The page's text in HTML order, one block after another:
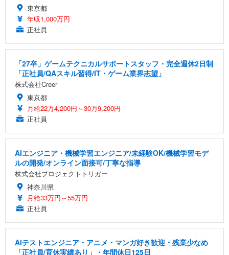
東京都
年収1,000万円
正社員
「27卒」ゲームテクニカルサポートスタッフ・完全週休2日制
「正社員/QAスキル習得/IT・ゲーム業界志望」
株式会社Creer
東京都
月給22万4,200円～30万9,200円
正社員
AIエンジニア・機械学習エンジニア/未経験OK/機械学習モデ
ルの開発/オンライン面接可/丁寧な指導
株式会社プロジェクトトリガー
神奈川県
月給33万円～55万円
正社員
AIテストエンジニア・アニメ・マンガ好き歓迎・残業少なめ
「正社員/育休実績あり」・年間休日125日